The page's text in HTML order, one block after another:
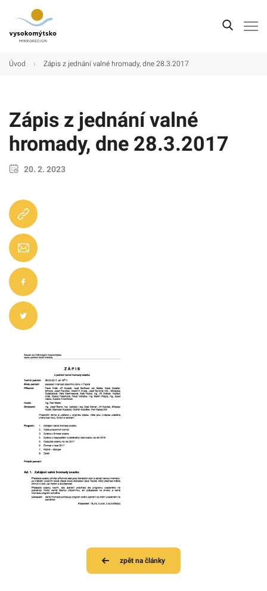
Úvod › Zápis z jednání valné hromady, dne 28.3.2017
Zápis z jednání valné
hromady, dne 28.3.2017
20. 2. 2023
zpět na články
Úvod
Obce
Turistické cíle